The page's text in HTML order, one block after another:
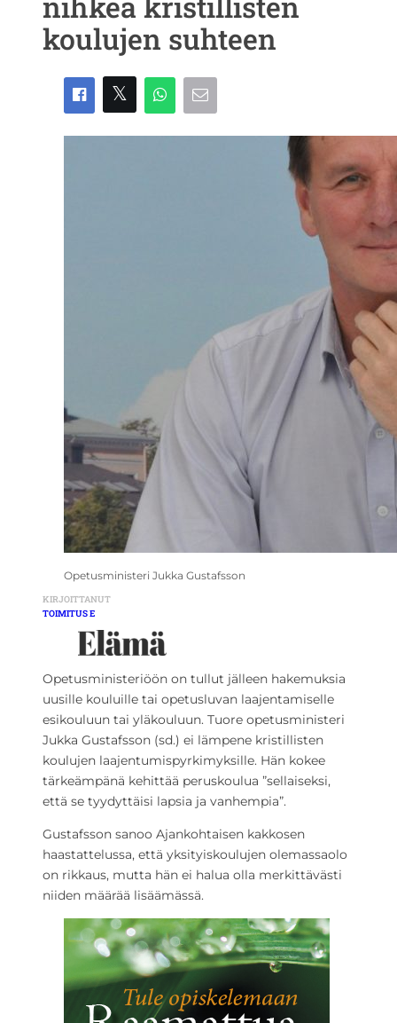
koulujen suhteen
Opetusministeri Jukka Gustafsson
KIRJOITTANUT
TOIMITUS E
Opetusministeriöön on tullut jälleen hakemuksia
uusille kouluille tai opetusluvan laajentamiselle
esikouluun tai yläkouluun. Tuore opetusministeri
Jukka Gustafsson (sd.) ei lämpene kristillisten
koulujen laajentumispyrkimyksille. Hän kokee
tärkeämpänä kehittää peruskoulua ”sellaiseksi,
että se tyydyttäisi lapsia ja vanhempia”.
Gustafsson sanoo Ajankohtaisen kakkosen
haastattelussa, että yksityiskoulujen olemassaolo
on rikkaus, mutta hän ei halua olla merkittävästi
niiden määrää lisäämässä.